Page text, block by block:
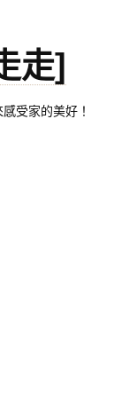
走]
受家的美好！